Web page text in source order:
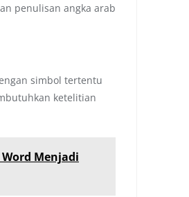
penulisan angka arab
simbol tertentu
ketelitian
Menjadi